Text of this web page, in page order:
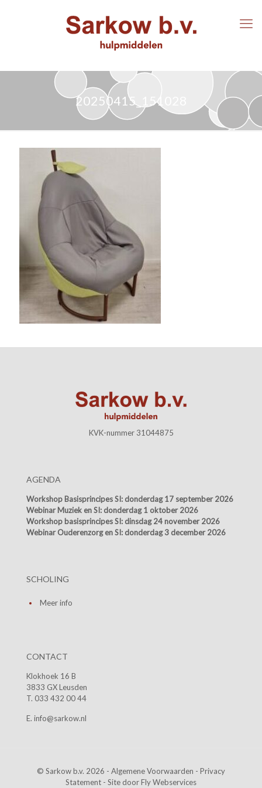
20250415_151028
KVK-nummer 31044875
AGENDA
Workshop Basisprincipes SI: donderdag 17 september 2026
Webinar Muziek en SI: donderdag 1 oktober 2026
Workshop basisprincipes SI: dinsdag 24 november 2026
Webinar Ouderenzorg en SI: donderdag 3 december 2026
SCHOLING
Meer info
CONTACT
Klokhoek 16 B
3833 GX Leusden
T. 033 432 00 44
E. info@sarkow.nl
© Sarkow b.v. 2026 - Algemene Voorwaarden - Privacy
Statement - Site doorFly Webservices